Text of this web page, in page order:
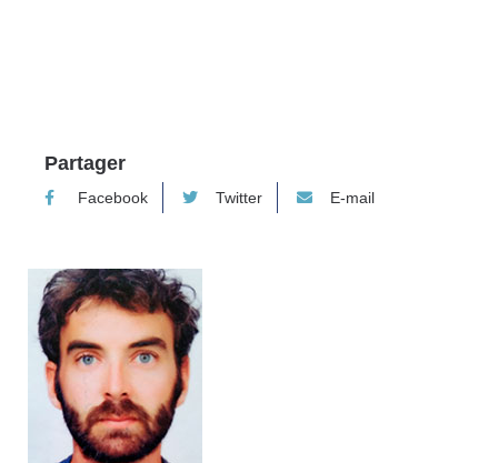
Partager
Facebook Twitter E-mail